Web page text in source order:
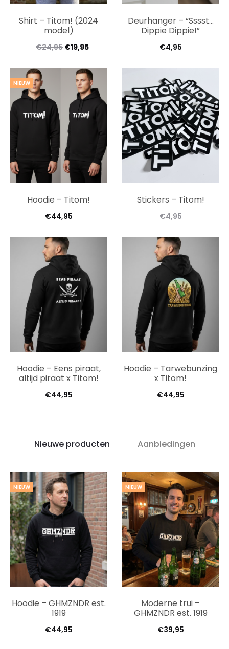
Shirt – Titom! (2024
model)
€24,95 €19,95
Deurhanger – “Sssst…
Dippie Dippie!”
€4,95
NIEUW
Hoodie – Titom!
€44,95
Stickers – Titom!
€4,95
Hoodie – Eens piraat,
altijd piraat x Titom!
€44,95
Hoodie – Tarwebunzing
x Titom!
€44,95
Nieuwe producten Aanbiedingen
NIEUW
Hoodie – GHMZNDR est.
1919
€44,95
NIEUW
Moderne trui –
GHMZNDR est. 1919
€39,95